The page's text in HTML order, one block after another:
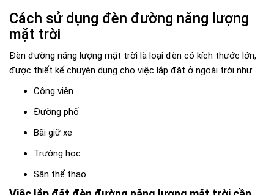
Cách sử dụng đèn đường năng lượng
mặt trời
Đèn đường năng lượng mặt trời là loại đèn có kích thước lớn,
được thiết kế chuyên dụng cho việc lắp đặt ở ngoài trời như:
Công viên
Đường phố
Bãi giữ xe
Trường học
Sân thể thao